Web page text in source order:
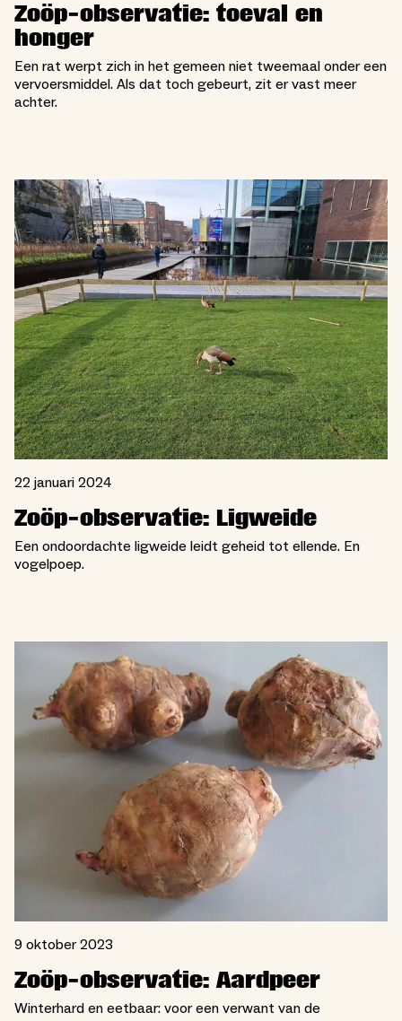
Zoöp-observatie: toeval en
honger
Een rat werpt zich in het gemeen niet tweemaal onder een
vervoersmiddel. Als dat toch gebeurt, zit er vast meer
achter.
22 januari 2024
Zoöp-observatie: Ligweide
Een ondoordachte ligweide leidt geheid tot ellende. En
vogelpoep.
9 oktober 2023
Zoöp-observatie: Aardpeer
Winterhard en eetbaar: voor een verwant van de